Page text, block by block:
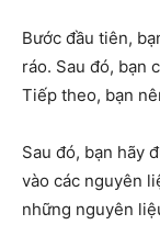
Bước đầu tiên,
ráo. Sau đó, bạn
Tiếp theo, bạn
Sau đó, bạn hãy
vào các nguyên
những nguyên